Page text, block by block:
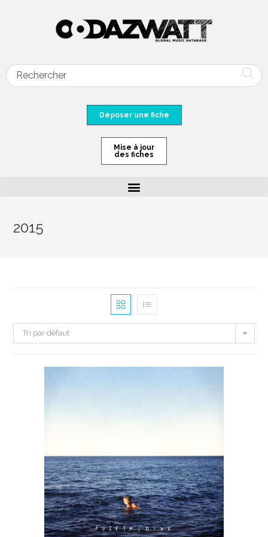
Déposer une fiche
Mise à jour
des fiches
2015
Tri par défaut